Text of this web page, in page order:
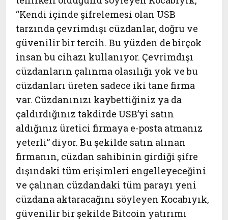
“Kendi içinde şifrelemesi olan USB
tarzında çevrimdışı cüzdanlar, doğru ve
güvenilir bir tercih. Bu yüzden de birçok
insan bu cihazı kullanıyor. Çevrimdışı
cüzdanların çalınma olasılığı yok ve bu
cüzdanları üreten sadece iki tane firma
var. Cüzdanınızı kaybettiğiniz ya da
çaldırdığınız takdirde USB’yi satın
aldığınız üretici firmaya e-posta atmanız
yeterli” diyor. Bu şekilde satın alınan
firmanın, cüzdan sahibinin girdiği şifre
dışındaki tüm erişimleri engelleyeceğini
ve çalınan cüzdandaki tüm parayı yeni
cüzdana aktaracağını söyleyen Kocabıyık,
güvenilir bir şekilde Bitcoin yatırımı